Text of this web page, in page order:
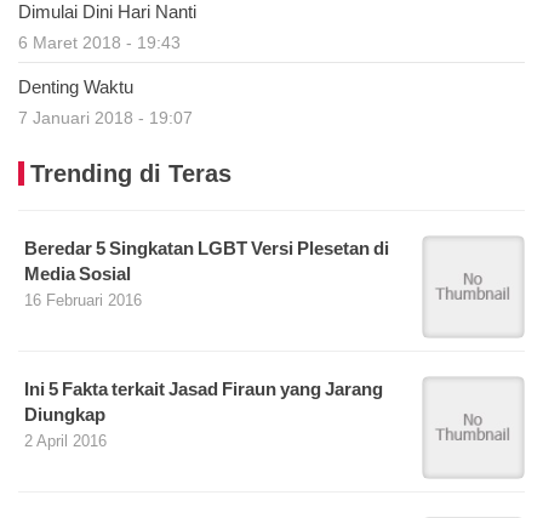
Dimulai Dini Hari Nanti
6 Maret 2018 - 19:43
Denting Waktu
7 Januari 2018 - 19:07
Trending di Teras
Beredar 5 Singkatan LGBT Versi Plesetan di
Media Sosial
16 Februari 2016
Ini 5 Fakta terkait Jasad Firaun yang Jarang
Diungkap
2 April 2016